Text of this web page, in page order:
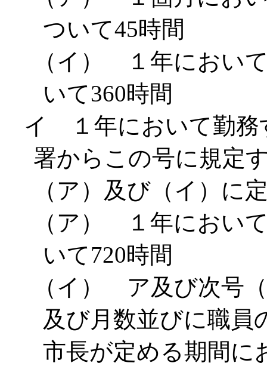
ついて45時間
（イ） １年におい
いて360時間
イ １年において勤務
署からこの号に規定
（ア）及び（イ）に
（ア） １年におい
いて720時間
（イ） ア及び次号
及び月数並びに職員
市長が定める期間に